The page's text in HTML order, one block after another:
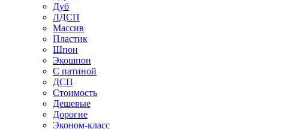
Дуб
ЛДСП
Массив
Пластик
Шпон
Экошпон
С патиной
ДСП
Стоимость
Дешевые
Дорогие
Эконом-класс